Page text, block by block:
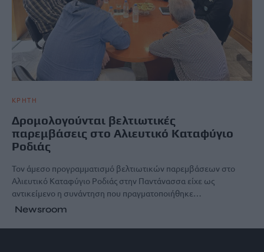
ΚΡΗΤΗ
Δρομολογούνται βελτιωτικές
παρεμβάσεις στο Αλιευτικό Καταφύγιο
Ροδιάς
Τον άμεσο προγραμματισμό βελτιωτικών παρεμβάσεων στο
Αλιευτικό Καταφύγιο Ροδιάς στην Παντάνασσα είχε ως
αντικείμενο η συνάντηση που πραγματοποιήθηκε…
Newsroom